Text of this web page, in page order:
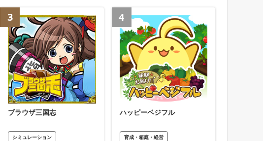
3
ブラウザ三国志
シミュレーション
4
ハッピーベジフル
育成・箱庭・経営